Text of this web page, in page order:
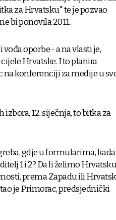
za Hrvatsku" te je pozvao
bi ponovila 2011..
oporbe - a na vlasti je,
Hrvatske. I to planira
konferenciji za medije u
12. siječnja, to bitka za
gdje u formularima, kada
1 i 2? Da li želimo Hrvatsku
prema Zapadu ili
je Primorac, predsjednički